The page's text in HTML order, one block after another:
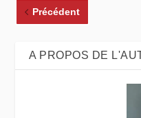
Précédent
A PROPOS DE